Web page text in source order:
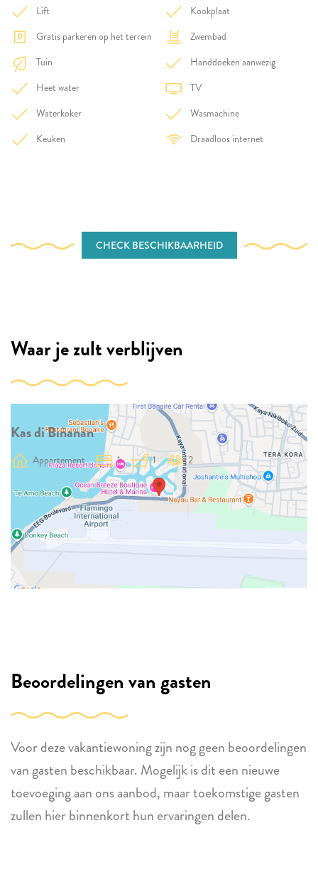
Lift
Gratis parkeren op het terrein
Tuin
Heet water
Waterkoker
Keuken
Kookplaat
Zwembad
Handdoeken aanwezig
TV
Wasmachine
Draadloos internet
CHECK BESCHIKBAARHEID
Waar je zult verblijven
Kas di Biñanan
Appartement 1 1 2
Beoordelingen van gasten
Voor deze vakantiewoning zijn nog geen beoordelingen
van gasten beschikbaar. Mogelijk is dit een nieuwe
toevoeging aan ons aanbod, maar toekomstige gasten
zullen hier binnenkort hun ervaringen delen.